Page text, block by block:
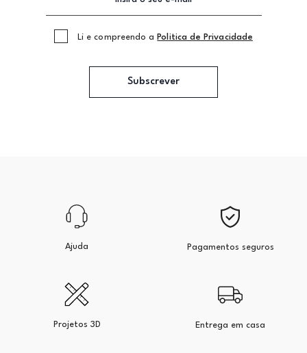
Li e compreendo a Politica de Privacidade
Subscrever
Ajuda Pagamentos seguros
Projetos 3D Entrega em casa